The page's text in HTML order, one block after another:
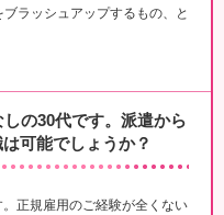
ラッシュアップするもの、と
の30代です。派遣から
可能でしょうか？
正規雇用のご経験が全くない